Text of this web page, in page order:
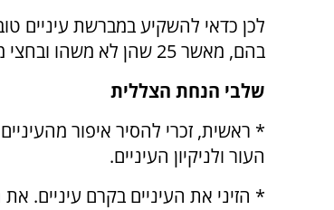
לכן כדאי להשקיע במברשת עיניים
בהם, מאשר 25 שהן לא משהו ובחצי מהן את ממילא לא מעזה להשתמש.
שלבי הנחת הצללית
* ראשית, זכרי להסיר איפור
העור ולניקיון העיניים.
* הזיני את העיניים בקרם עיניים.